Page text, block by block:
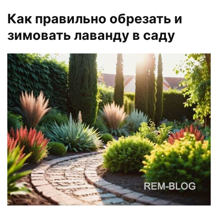
Как правильно обрезать и
зимовать лаванду в саду